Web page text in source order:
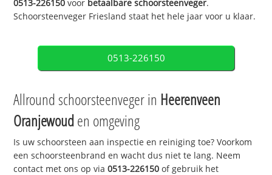
0513-226150 voor betaalbare schoorsteenveger.
Schoorsteenveger Friesland staat het hele jaar voor u klaar.
0513-226150
Allround schoorsteenveger in Heerenveen
Oranjewouden omgeving
Is uw schoorsteen aan inspectie en reiniging toe? Voorkom
een schoorsteenbrand en wacht dus niet te lang. Neem
contact met ons op via0513-226150 of gebruik het